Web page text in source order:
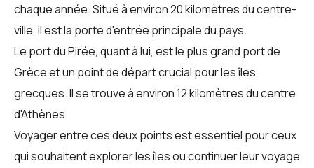
chaque année. Situé à environ 20 kilomètres du centre-
ville, il est la porte d'entrée principale du pays.
Le port du Pirée, quant à lui, est le plus grand port de
Grèce et un point de départ crucial pour les îles
grecques. Il se trouve à environ 12 kilomètres du centre
d'Athènes.
Voyager entre ces deux points est essentiel pour ceux
qui souhaitent explorer les îles ou continuer leur voyage